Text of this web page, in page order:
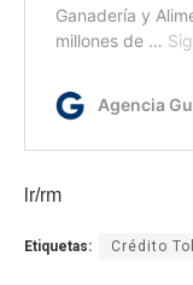
lr/rm
Etiquetas: Crédito